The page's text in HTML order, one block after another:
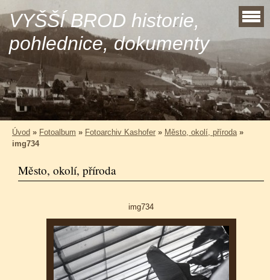
VYŠŠÍ BROD historie,
pohlednice, dokumenty
Úvod » Fotoalbum » Fotoarchiv Kashofer » Město, okolí, příroda»
img734
Město, okolí, příroda
img734